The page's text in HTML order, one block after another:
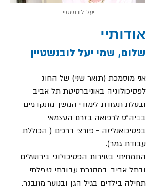
יעל לובנשטיין
אודותיי
שלום, שמי יעל לובנשטיין
אני מוסמכת (תואר שני) של החוג
לפסיכולוגיה באוניברסיטת תל אביב
ובעלת תעודת לימודי המשך מתקדמים
בביה"ס לרפואה בזרם העצמאי
בפסיכואנליזה - פורצי דרכים ( הכוללת
עבודת גמר).
התמחיתי בשירות הפסיכולוגי בירושלים
ובתל אביב. במסגרת עבודתי טיפלתי
תחילה בילדים בגיל הגן ובנוער מתבגר.